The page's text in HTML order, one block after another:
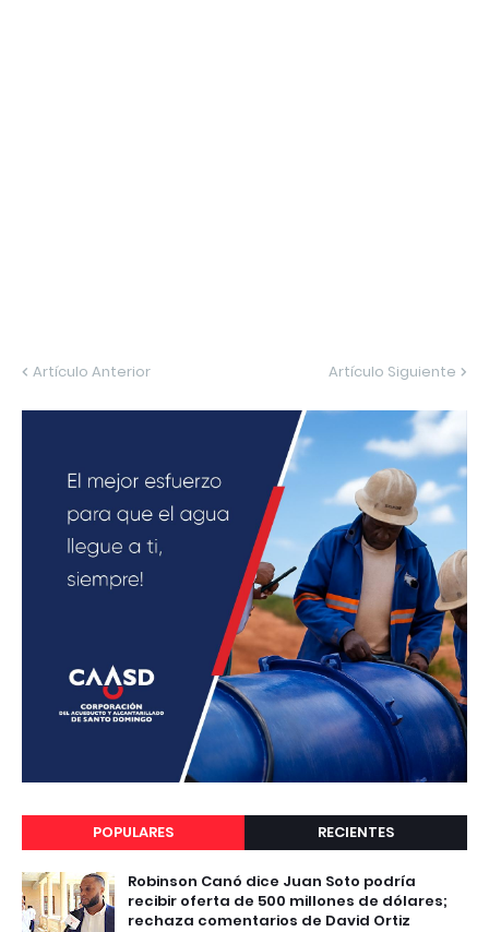
Artículo Anterior Artículo Siguiente
POPULARES RECIENTES
Robinson Canó dice Juan Soto podría
recibir oferta de 500 millones de dólares;
rechaza comentarios de David Ortiz